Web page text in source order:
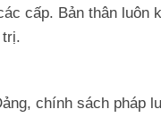
cấp. Bản thân luôn
chính sách pháp